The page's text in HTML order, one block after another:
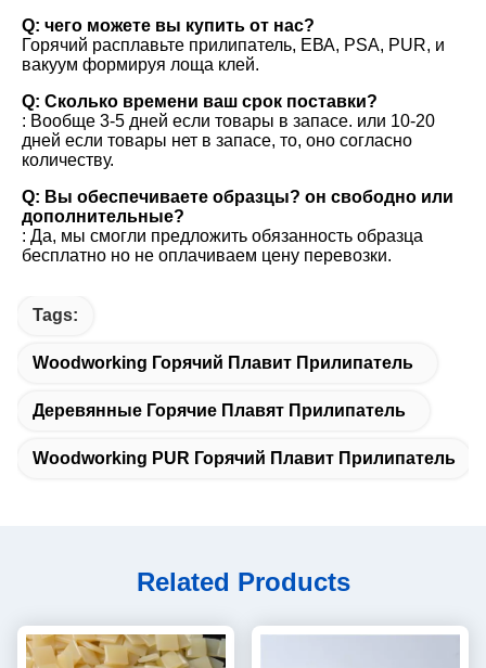
Q: чего можете вы купить от нас?
Горячий расплавьте прилипатель, ЕВА, PSA, PUR, и
вакуум формируя лоща клей.
Q: Сколько времени ваш срок поставки?
: Вообще 3-5 дней если товары в запасе. или 10-20
дней если товары нет в запасе, то, оно согласно
количеству.
Q: Вы обеспечиваете образцы? он свободно или
дополнительные?
: Да, мы смогли предложить обязанность образца
бесплатно но не оплачиваем цену перевозки.
Tags:
Woodworking Горячий Плавит Прилипатель
Деревянные Горячие Плавят Прилипатель
Woodworking PUR Горячий Плавит Прилипатель
Related Products